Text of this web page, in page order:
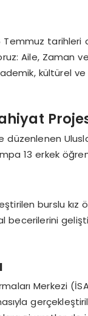
Temmuz
Aile, Zaman
kültürel
düzenlenen
13 erkek
burslu kız
becerilerini
Merkezi